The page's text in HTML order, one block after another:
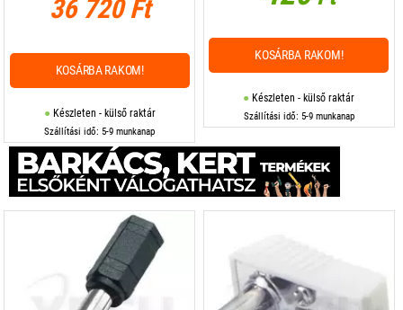
36 720 Ft
Készleten - külső raktár
Szállítási idő: 5-9 munkanap
KOSÁRBA RAKOM!
Készleten - külső raktár
Szállítási idő: 5-9 munkanap
KOSÁRBA RAKOM!